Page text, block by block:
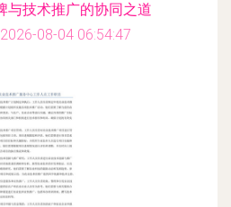
与技术推广的协同之道
08-04 06:54:47